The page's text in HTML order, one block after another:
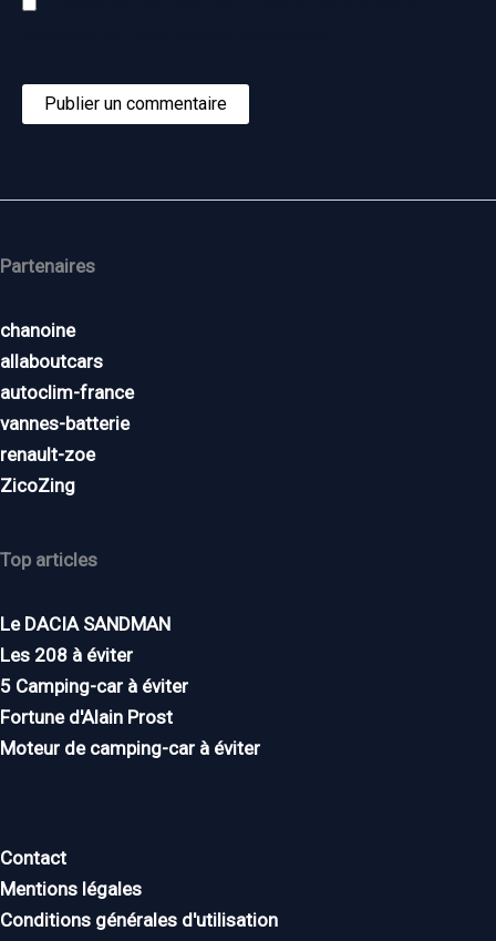
Partenaires
chanoine
allaboutcars
autoclim-france
vannes-batterie
renault-zoe
ZicoZing
Top articles
Le DACIA SANDMAN
Les 208 à éviter
5 Camping-car à éviter
Fortune d'Alain Prost
Moteur de camping-car à éviter
Contact
Mentions légales
Conditions générales d'utilisation